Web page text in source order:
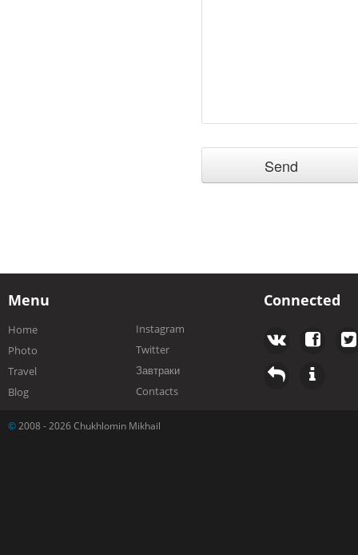
Menu
Home
Photo
Travel
Blog
Instagram
Twitter
Завтраки
Contacts
Connected
© 2008 - 2026 Chukhlomin Mikhail